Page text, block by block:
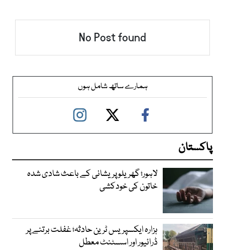
No Post found
ہمارے ساتھ شامل ہوں
پاکستان
لاہور؛ گھریلو پریشانی کے باعث شادی شدہ
خاتون کی خودکشی
ہزارہ ایکسپریس ٹرین حادثہ؛ غفلت برتنے پر
ڈرائیور اور اسسٹنٹ معطل